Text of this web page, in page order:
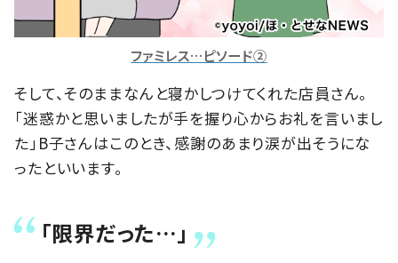
ファミレス…ピソード②
そして、そのままなんと寝かしつけてくれた店員さん。
「迷惑かと思いましたが手を握り心からお礼を言いまし
た」B子さんはこのとき、感謝のあまり涙が出そうにな
ったといいます。
「限界だった…」